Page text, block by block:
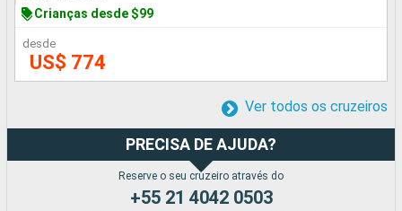
Crianças desde $99
desde
US$ 774
Ver todos os cruzeiros
PRECISA DE AJUDA?
Reserve o seu cruzeiro através do
+55 21 4042 0503